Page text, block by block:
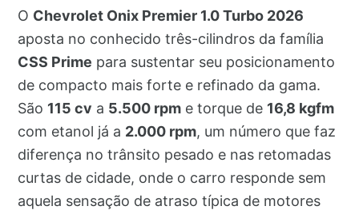
O Chevrolet Onix Premier 1.0 Turbo 2026
aposta no conhecido três-cilindros da família
CSS Prime para sustentar seu posicionamento
de compacto mais forte e refinado da gama.
São 115 cv a 5.500 rpm e torque de 16,8 kgfm
com etanol já a 2.000 rpm, um número que faz
diferença no trânsito pesado e nas retomadas
curtas de cidade, onde o carro responde sem
aquela sensação de atraso típica de motores